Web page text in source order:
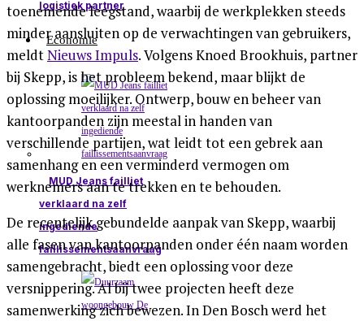
logistiek partner
Economie
MUD Jeans failliet
verklaard na zelf
ingediende
faillissementsaanvraag
toenemende leegstand, waarbij de werkplekken steeds
minder aansluiten op de verwachtingen van gebruikers,
meldtNieuws Impuls. Volgens Knoed Brookhuis, partner
bij Skepp, is het probleem bekend, maar blijkt de
oplossing moeilijker. Ontwerp, bouw en beheer van
kantoorpanden zijn meestal in handen van
verschillende partijen, wat leidt tot een gebrek aan
samenhang en een verminderd vermogen om
werknemers aan te trekken en te behouden.
De recentelijk gebundelde aanpak van Skepp, waarbij
alle fasen van kantoorpanden onder één naam worden
samengebracht, biedt een oplossing voor deze
versnippering. Al bij twee projecten heeft deze
samenwerking zich bewezen. In Den Bosch werd het